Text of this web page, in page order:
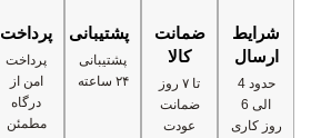
شرایط
ارسال
حدود 4
الی 6
روز کاری
ضمانت
کالا
تا ۷ روز
ضمانت
عودت
پشتیبانی
پشتیبانی
۲۴ ساعته
پرداخت
پرداخت
امن از
درگاه
مطمئن